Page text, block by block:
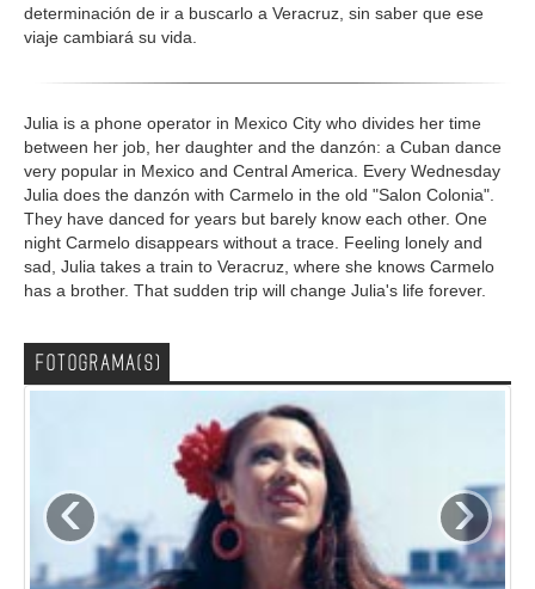
determinación de ir a buscarlo a Veracruz, sin saber que ese
viaje cambiará su vida.
Julia is a phone operator in Mexico City who divides her time
between her job, her daughter and the danzón: a Cuban dance
very popular in Mexico and Central America. Every Wednesday
Julia does the danzón with Carmelo in the old "Salon Colonia".
They have danced for years but barely know each other. One
night Carmelo disappears without a trace. Feeling lonely and
sad, Julia takes a train to Veracruz, where she knows Carmelo
has a brother. That sudden trip will change Julia's life forever.
FOTOGRAMA(S)
‹ ›